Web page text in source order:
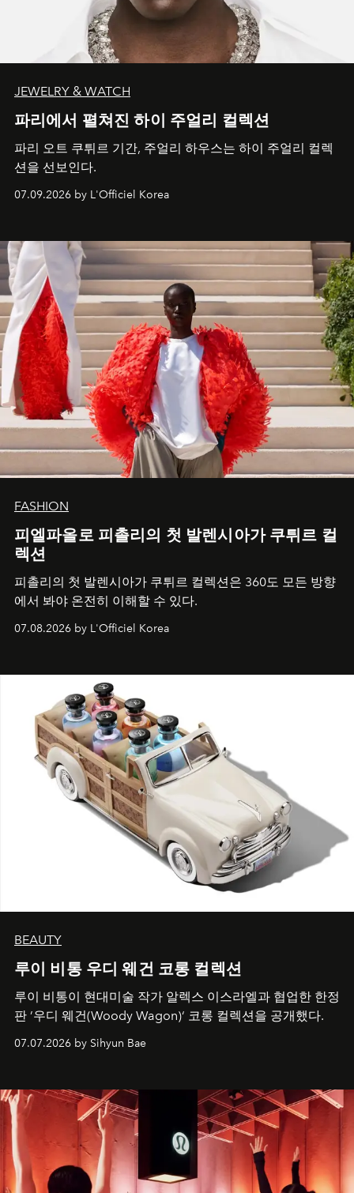
JEWELRY & WATCH
파리에서 펼쳐진 하이 주얼리 컬렉션
파리 오트 쿠튀르 기간, 주얼리 하우스는 하이 주얼리 컬렉
션을 선보인다.
07.09.2026 by L'Officiel Korea
FASHION
피엘파올로 피촐리의 첫 발렌시아가 쿠튀르 컬
렉션
피촐리의 첫 발렌시아가 쿠튀르 컬렉션은 360도 모든 방향
에서 봐야 온전히 이해할 수 있다.
07.08.2026 by L'Officiel Korea
BEAUTY
루이 비통 우디 웨건 코롱 컬렉션
루이 비통이 현대미술 작가 알렉스 이스라엘과 협업한 한정
판 ’우디 웨건(Woody Wagon)‘ 코롱 컬렉션을 공개했다.
07.07.2026 by Sihyun Bae